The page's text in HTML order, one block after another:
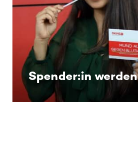
Spender:in werden